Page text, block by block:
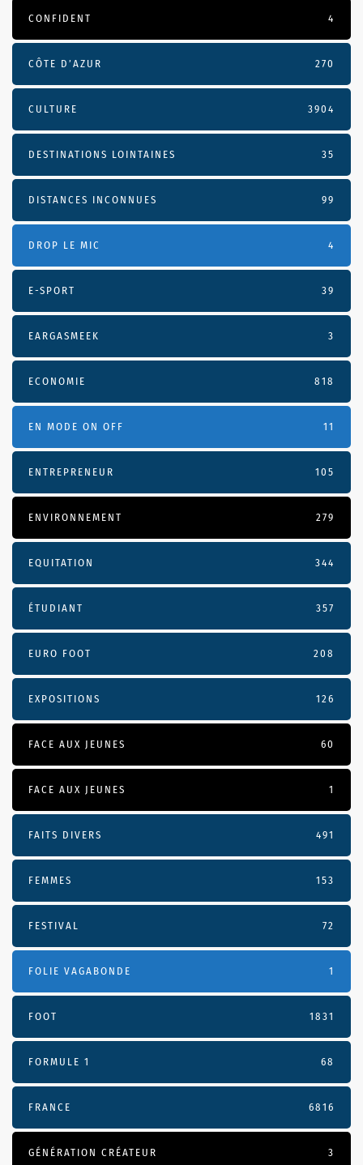
CONFIDENT 4
CÔTE D’AZUR 270
CULTURE 3904
DESTINATIONS LOINTAINES 35
DISTANCES INCONNUES 99
DROP LE MIC 4
E-SPORT 39
EARGASMEEK 3
ECONOMIE 818
EN MODE ON OFF 11
ENTREPRENEUR 105
ENVIRONNEMENT 279
EQUITATION 344
ÉTUDIANT 357
EURO FOOT 208
EXPOSITIONS 126
FACE AUX JEUNES 60
FACE AUX JEUNES 1
FAITS DIVERS 491
FEMMES 153
FESTIVAL 72
FOLIE VAGABONDE 1
FOOT 1831
FORMULE 1 68
FRANCE 6816
GÉNÉRATION CRÉATEUR 3